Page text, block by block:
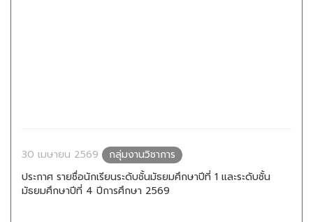
30 เมษายน 2569
กลุ่มงานวิชาการ
ประกาศ รายชื่อนักเรียนระดับชั้นมัธยมศึกษาปีที่ 1 และระดับชั้น
มัธยมศึกษาปีที่ 4 ปีการศึกษา 2569